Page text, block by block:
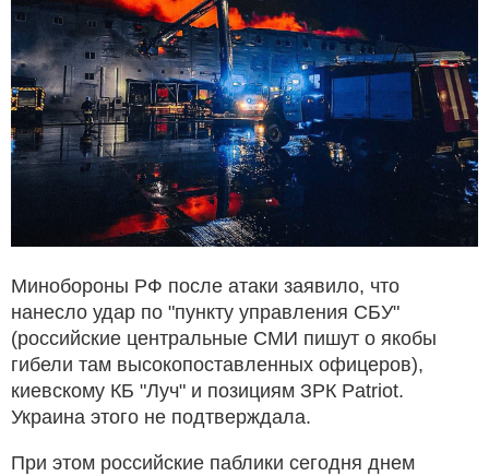
Минобороны РФ после атаки заявило, что
нанесло удар по "пункту управления СБУ"
(российские центральные СМИ пишут о якобы
гибели там высокопоставленных офицеров),
киевскому КБ "Луч" и позициям ЗРК Patriot.
Украина этого не подтверждала.
При этом российские паблики сегодня днем